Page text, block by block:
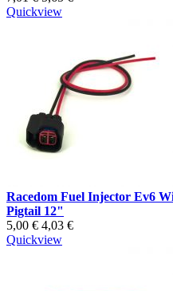
Quickview
Racedom Fuel Injector Ev6
Pigtail 12"
5,00 € 4,03 €
Quickview